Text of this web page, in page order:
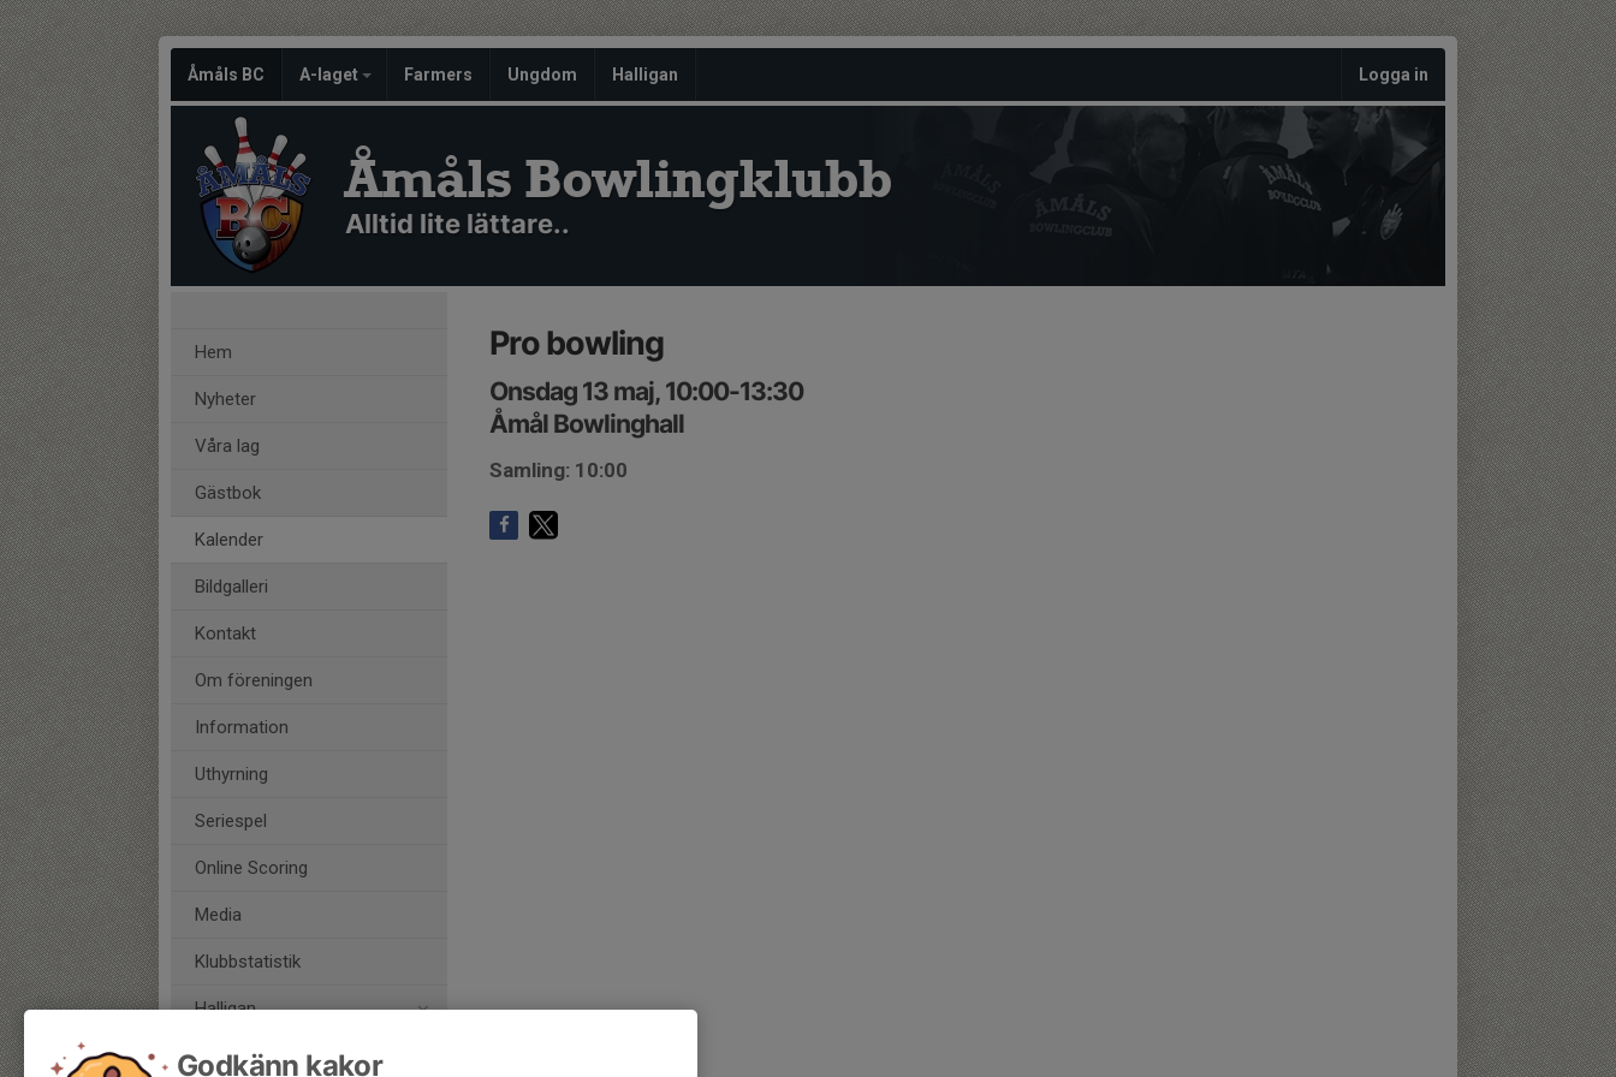
Åmåls BC A-laget Farmers Ungdom Halligan Logga in
Åmåls Bowlingklubb
Alltid lite lättare..
Hem
Nyheter
Våra lag
Gästbok
Kalender
Bildgalleri
Kontakt
Om föreningen
Information
Uthyrning
Seriespel
Online Scoring
Media
Klubbstatistik
Halligan
Pro bowling
Onsdag 13 maj, 10:00-13:30
Åmål Bowlinghall
Samling: 10:00
Godkänn kakor